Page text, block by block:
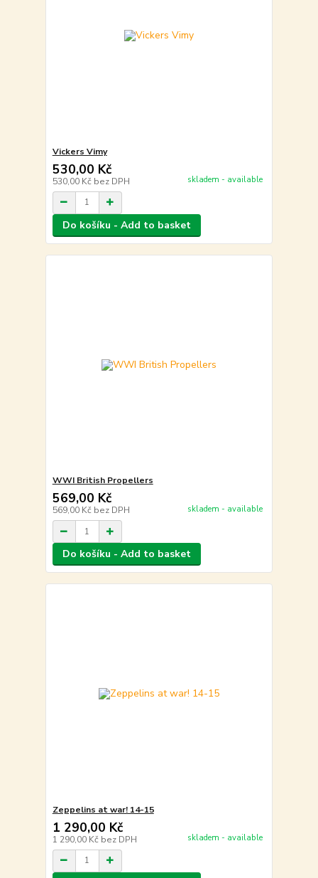
Vickers Vimy
530,00 Kč
530,00 Kč bez DPH skladem - available
Do košíku - Add to basket
WWI British Propellers
569,00 Kč
569,00 Kč bez DPH skladem - available
Do košíku - Add to basket
Zeppelins at war! 14-15
1 290,00 Kč
1 290,00 Kč bez DPH skladem - available